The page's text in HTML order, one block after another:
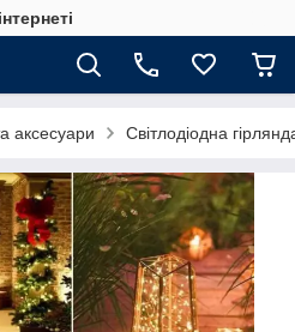
аксесуари Світлодіодна